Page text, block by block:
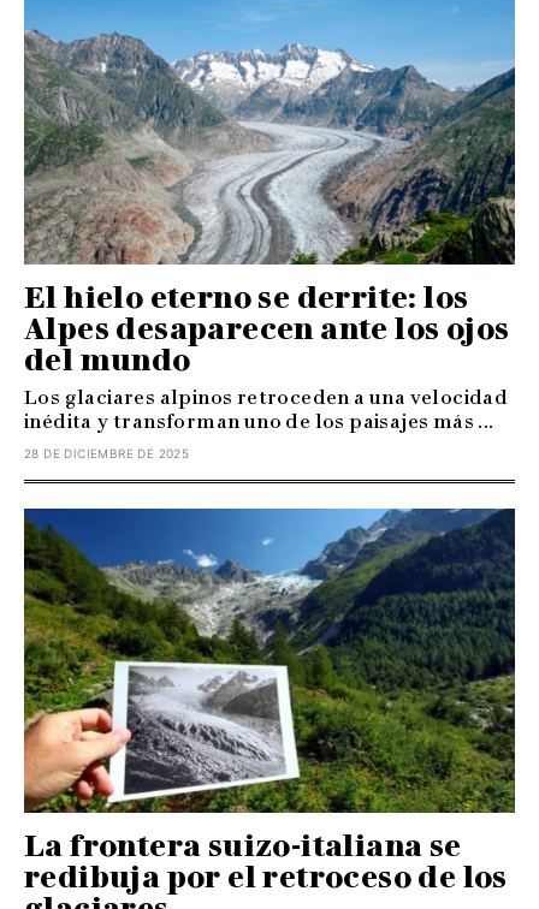
El hielo eterno se derrite: los
Alpes desaparecen ante los ojos
del mundo
Los glaciares alpinos retroceden a una velocidad
inédita y transforman uno de los paisajes más ...
28 DE DICIEMBRE DE 2025
La frontera suizo-italiana se
redibuja por el retroceso de los